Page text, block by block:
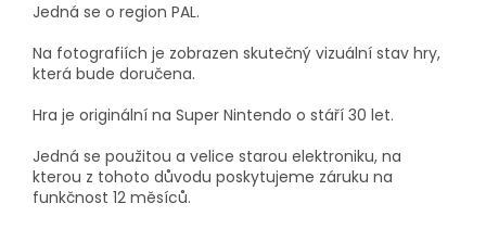
Jedná se o region PAL.
Na fotografiích je zobrazen skutečný vizuální stav hry,
která bude doručena.
Hra je originální na Super Nintendo o stáří 30 let.
Jedná se použitou a velice starou elektroniku, na
kterou z tohoto důvodu poskytujeme záruku na
funkčnost 12 měsíců.